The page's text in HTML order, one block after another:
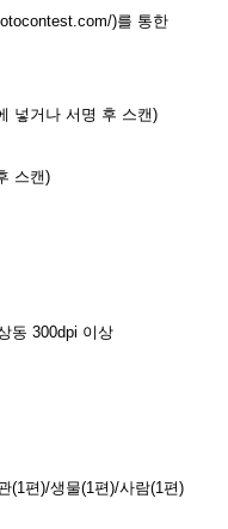
)를 통한
넣거나 서명 후 스캔)
스캔)
동 300dpi 이상
(1편)/생물(1편)/사람(1편)